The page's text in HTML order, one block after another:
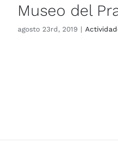
Museo del
agosto 23rd, 2019 |